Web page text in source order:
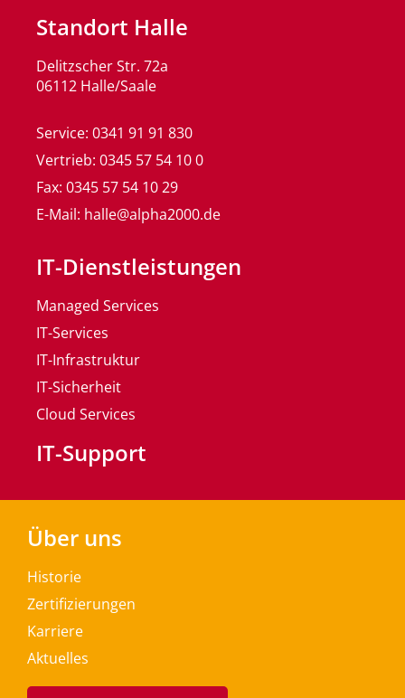
Standort Halle
Delitzscher Str. 72a
06112 Halle/Saale
Service: 0341 91 91 830
Vertrieb: 0345 57 54 10 0
Fax: 0345 57 54 10 29
E-Mail: halle@alpha2000.de
IT-Dienstleistungen
Managed Services
IT-Services
IT-Infrastruktur
IT-Sicherheit
Cloud Services
IT-Support
Über uns
Historie
Zertifizierungen
Karriere
Aktuelles